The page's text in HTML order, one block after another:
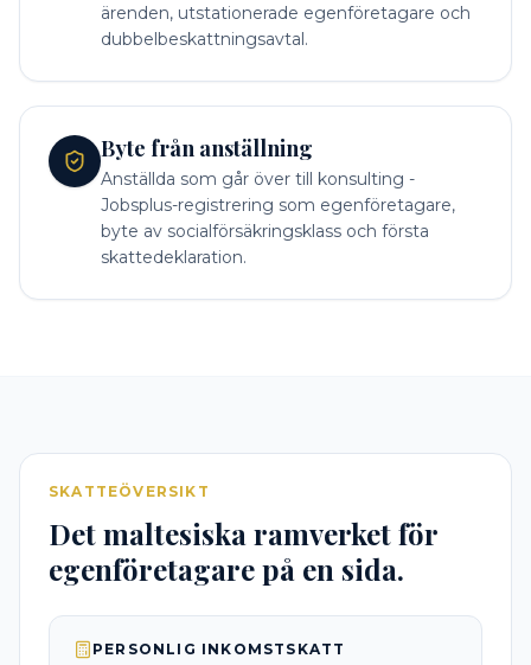
ärenden, utstationerade egenföretagare och
dubbelbeskattningsavtal.
Byte från anställning
Anställda som går över till konsulting -
Jobsplus-registrering som egenföretagare,
byte av socialförsäkringsklass och första
skattedeklaration.
SKATTEÖVERSIKT
Det maltesiska ramverket för
egenföretagare på en sida.
PERSONLIG INKOMSTSKATT